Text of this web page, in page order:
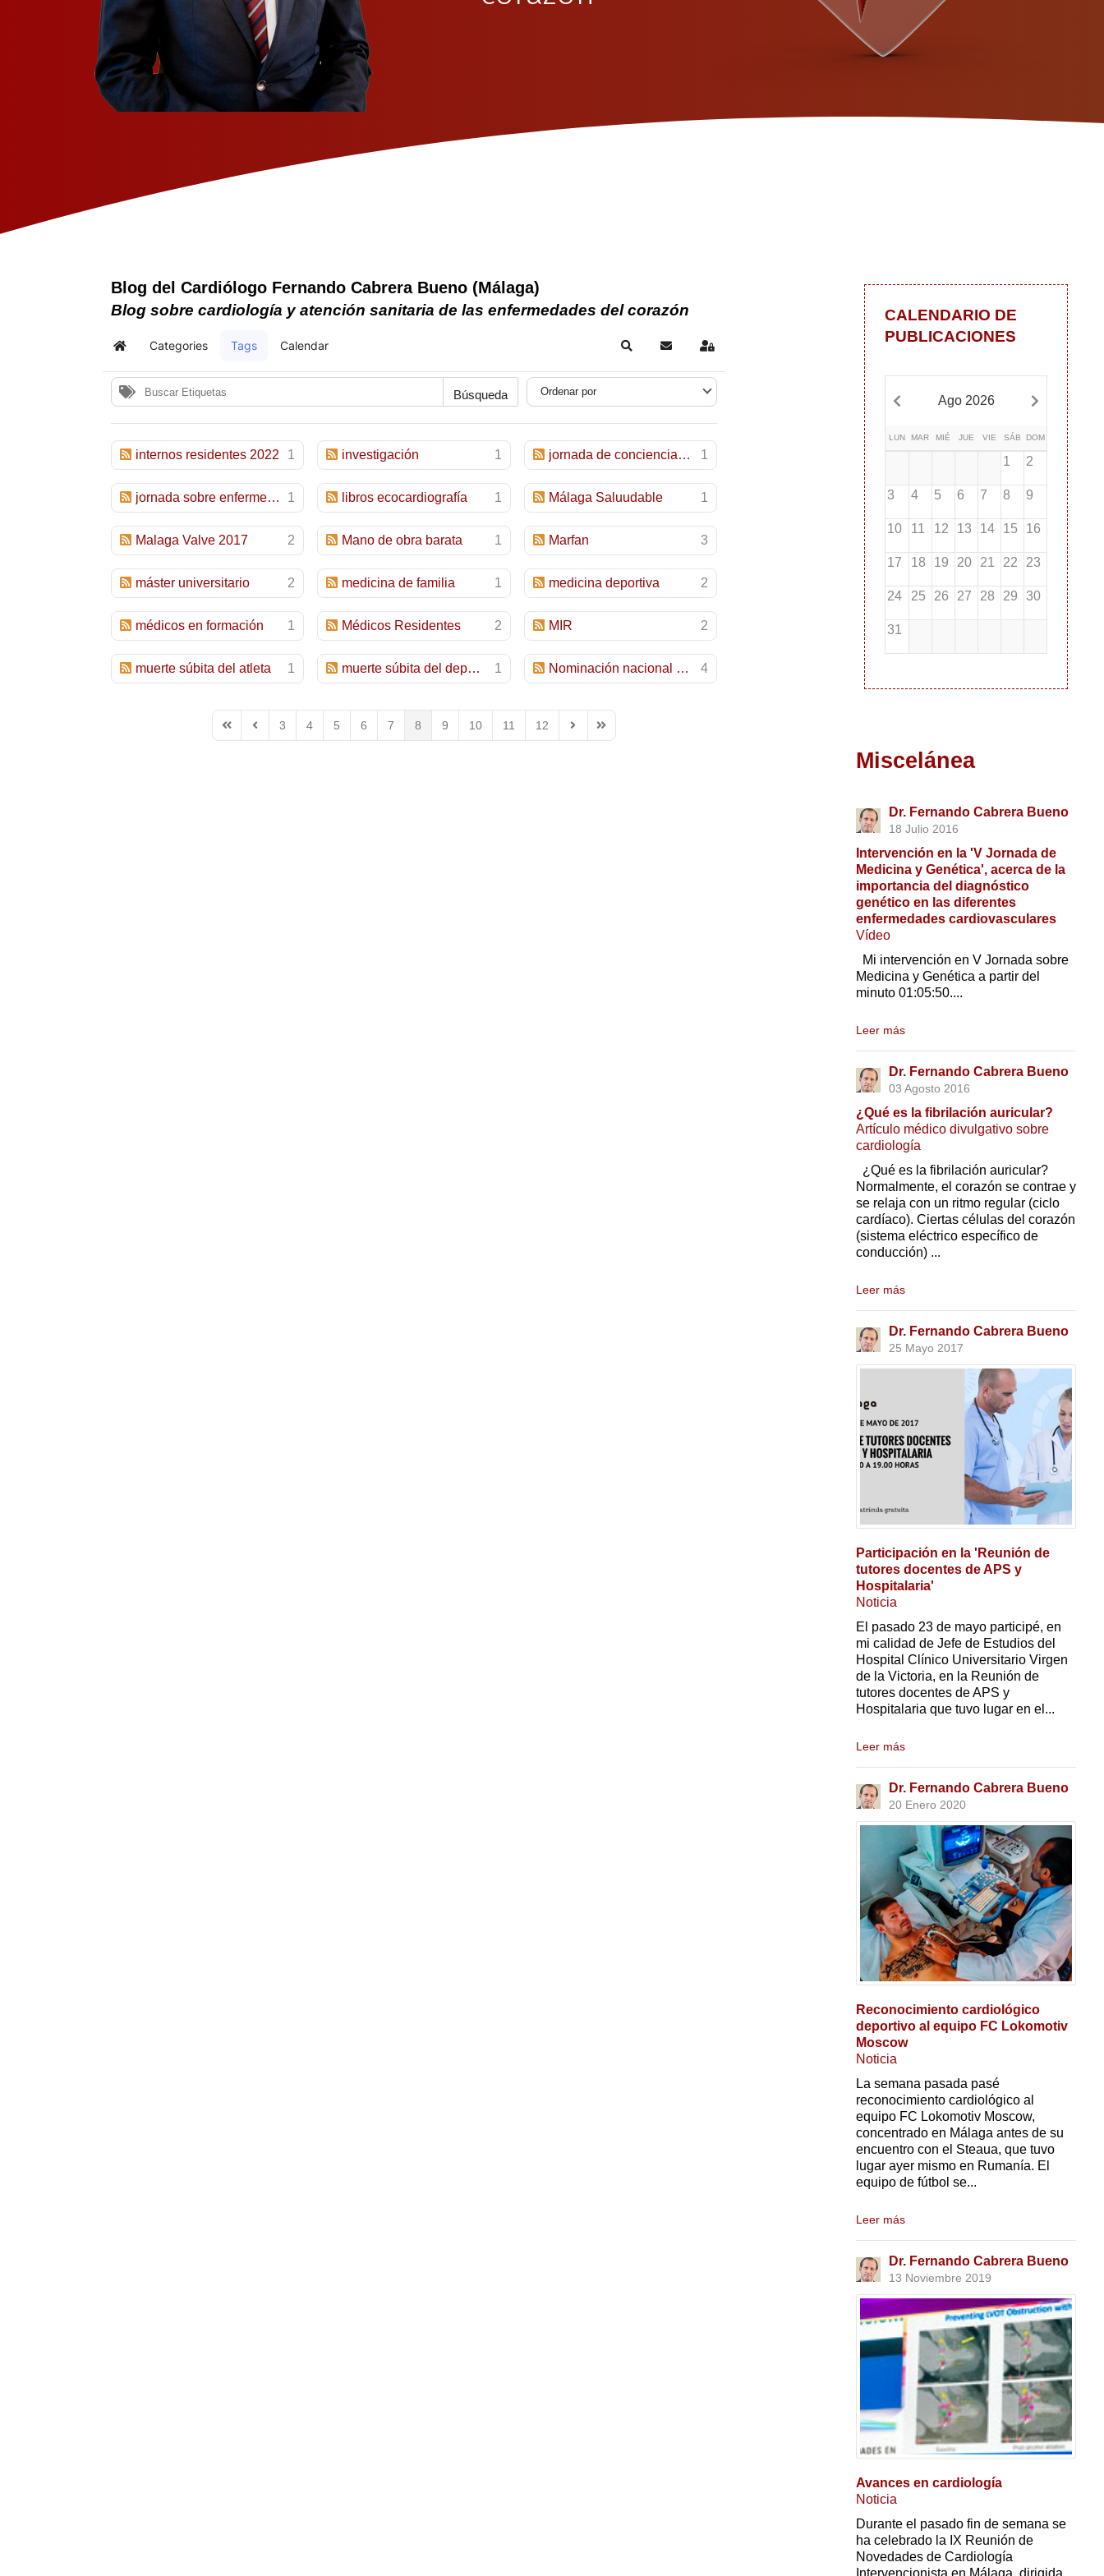
Blog del Cardiólogo Fernando Cabrera Bueno (Málaga)
Blog sobre cardiología y atención sanitaria de las enfermedades del corazón
Home Categories Tags Calendar SearchSuscribirse a las actualizaciones
Sign In
Búsqueda
internos residentes 2022 1 investigación 1 jornada de concienciación sobre salud cardiovascular 1
jornada sobre enfermedades cardiovasculares 1 libros ecocardiografía 1 Málaga Saluudable 1
Malaga Valve 2017 2 Mano de obra barata 1 Marfan 3
máster universitario 2 medicina de familia 1 medicina deportiva 2
médicos en formación 1 Médicos Residentes 2 MIR 2
muerte súbita del atleta 1 muerte súbita del deportista 1 Nominación nacional mejor cardiólogo 4
First PagePrevious Page
3 4 5 6 7 8 9 10 11 12
Next PageLast Page
CALENDARIO DE
PUBLICACIONES
Ago 2026
LUN MAR MIÉ JUE VIE SÁB DOM
1 2
3 4 5 6 7 8 9
10 11 12 13 14 15 16
17 18 19 20 21 22 23
24 25 26 27 28 29 30
31
Miscelánea
Dr. Fernando Cabrera Bueno
18 Julio 2016
Intervención en la 'V Jornada de
Medicina y Genética', acerca de la
importancia del diagnóstico
genético en las diferentes
enfermedades cardiovasculares
Vídeo
Mi intervención en V Jornada sobre
Medicina y Genética a partir del
minuto 01:05:50....
Leer más
Dr. Fernando Cabrera Bueno
03 Agosto 2016
¿Qué es la fibrilación auricular?
Artículo médico divulgativo sobre
cardiología
¿Qué es la fibrilación auricular?
Normalmente, el corazón se contrae y
se relaja con un ritmo regular (ciclo
cardíaco). Ciertas células del corazón
(sistema eléctrico específico de
conducción) ...
Leer más
Dr. Fernando Cabrera Bueno
25 Mayo 2017
Participación en la 'Reunión de
tutores docentes de APS y
Hospitalaria'
Noticia
El pasado 23 de mayo participé, en
mi calidad de Jefe de Estudios del
Hospital Clínico Universitario Virgen
de la Victoria, en la Reunión de
tutores docentes de APS y
Hospitalaria que tuvo lugar en el...
Leer más
Dr. Fernando Cabrera Bueno
20 Enero 2020
Reconocimiento cardiológico
deportivo al equipo FC Lokomotiv
Moscow
Noticia
La semana pasada pasé
reconocimiento cardiológico al
equipo FC Lokomotiv Moscow,
concentrado en Málaga antes de su
encuentro con el Steaua, que tuvo
lugar ayer mismo en Rumanía. El
equipo de fútbol se...
Leer más
Dr. Fernando Cabrera Bueno
13 Noviembre 2019
Avances en cardiología
Noticia
Durante el pasado fin de semana se
ha celebrado la IX Reunión de
Novedades de Cardiología
Intervencionista en Málaga, dirigida